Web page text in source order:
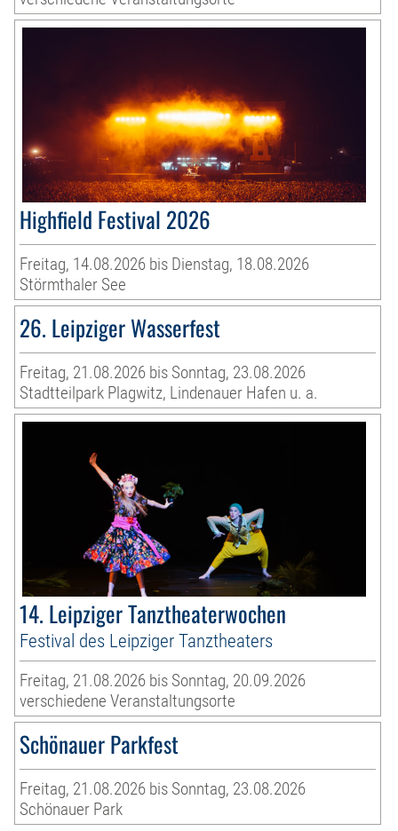
Highfield Festival 2026
Freitag, 14.08.2026 bis Dienstag, 18.08.2026
Störmthaler See
26. Leipziger Wasserfest
Freitag, 21.08.2026 bis Sonntag, 23.08.2026
Stadtteilpark Plagwitz, Lindenauer Hafen u. a.
14. Leipziger Tanztheaterwochen
Festival des Leipziger Tanztheaters
Freitag, 21.08.2026 bis Sonntag, 20.09.2026
verschiedene Veranstaltungsorte
Schönauer Parkfest
Freitag, 21.08.2026 bis Sonntag, 23.08.2026
Schönauer Park